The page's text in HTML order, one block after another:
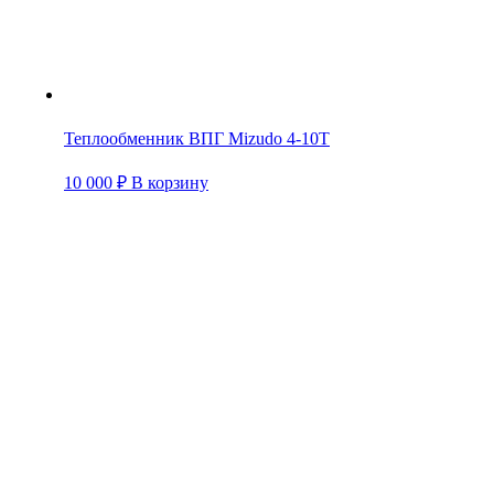
Теплообменник ВПГ Mizudo 4-10Т
10 000 ₽ В корзину